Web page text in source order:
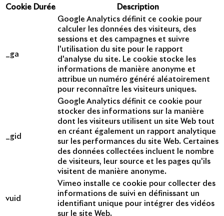
Cookie Durée Description
_ga
Google Analytics définit ce cookie pour
calculer les données des visiteurs, des
sessions et des campagnes et suivre
l'utilisation du site pour le rapport
d'analyse du site. Le cookie stocke les
informations de manière anonyme et
attribue un numéro généré aléatoirement
pour reconnaître les visiteurs uniques.
_gid
Google Analytics définit ce cookie pour
stocker des informations sur la manière
dont les visiteurs utilisent un site Web tout
en créant également un rapport analytique
sur les performances du site Web. Certaines
des données collectées incluent le nombre
de visiteurs, leur source et les pages qu'ils
visitent de manière anonyme.
vuid
Vimeo installe ce cookie pour collecter des
informations de suivi en définissant un
identifiant unique pour intégrer des vidéos
sur le site Web.